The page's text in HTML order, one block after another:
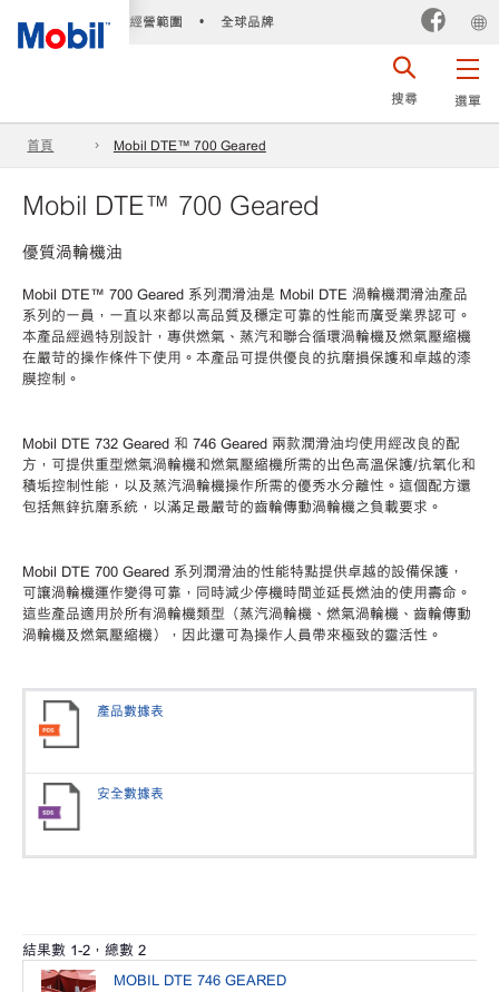
經營範圍 • 全球品牌
選單
搜尋
首頁 Mobil DTE™ 700 Geared
Mobil DTE™ 700 Geared
優質渦輪機油
Mobil DTE™ 700 Geared 系列潤滑油是 Mobil DTE 渦輪機潤滑油產品
系列的一員，一直以來都以高品質及穩定可靠的性能而廣受業界認可。
本產品經過特別設計，專供燃氣、蒸汽和聯合循環渦輪機及燃氣壓縮機
在嚴苛的操作條件下使用。本產品可提供優良的抗磨損保護和卓越的漆
膜控制。
Mobil DTE 732 Geared 和 746 Geared 兩款潤滑油均使用經改良的配
方，可提供重型燃氣渦輪機和燃氣壓縮機所需的出色高溫保護/抗氧化和
積垢控制性能，以及蒸汽渦輪機操作所需的優秀水分離性。這個配方還
包括無鋅抗磨系統，以滿足最嚴苛的齒輪傳動渦輪機之負載要求。
Mobil DTE 700 Geared 系列潤滑油的性能特點提供卓越的設備保護，
可讓渦輪機運作變得可靠，同時減少停機時間並延長燃油的使用壽命。
這些產品適用於所有渦輪機類型（蒸汽渦輪機、燃氣渦輪機、齒輪傳動
渦輪機及燃氣壓縮機），因此還可為操作人員帶來極致的靈活性。
產品數據表
安全數據表
結果數 1-2 ，總數 2
MOBIL DTE 746 GEARED